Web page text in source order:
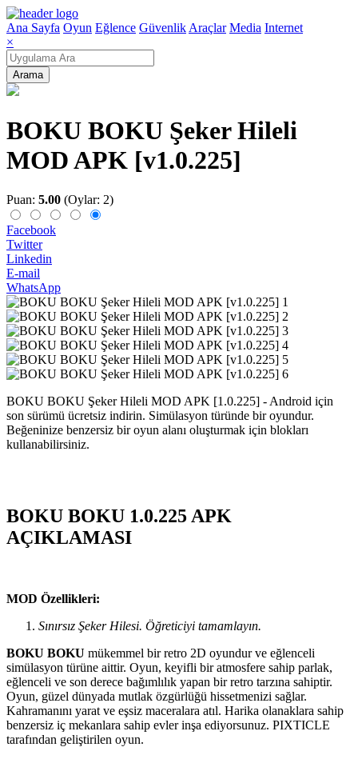
Ana Sayfa Oyun Eğlence Güvenlik Araçlar Media Internet
×
Arama
BOKU BOKU Şeker Hileli
MOD APK [v1.0.225]
Puan: 5.00 (Oylar: 2)
Facebook
Twitter
Linkedin
E-mail
WhatsApp
BOKU BOKU Şeker Hileli MOD APK [1.0.225] - Android için
son sürümü ücretsiz indirin. Simülasyon türünde bir oyundur.
Beğeninize benzersiz bir oyun alanı oluşturmak için blokları
kullanabilirsiniz.
BOKU BOKU 1.0.225 APK
AÇIKLAMASI
MOD Özellikleri:
Sınırsız Şeker Hilesi. Öğreticiyi tamamlayın.
BOKU BOKU mükemmel bir retro 2D oyundur ve eğlenceli
simülasyon türüne aittir. Oyun, keyifli bir atmosfere sahip parlak,
eğlenceli ve son derece bağımlılık yapan bir retro tarzına sahiptir.
Oyun, güzel dünyada mutlak özgürlüğü hissetmenizi sağlar.
Kahramanını yarat ve eşsiz maceralara atıl. Harika olanaklara sahip
benzersiz iç mekanlara sahip evler inşa ediyorsunuz. PIXTICLE
tarafından geliştirilen oyun.